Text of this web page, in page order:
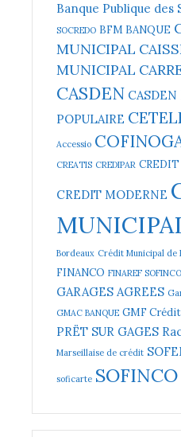
Banque Publique des
SOCREDO BFM BANQUE
MUNICIPAL
MUNICIPAL
CASDEN CASDEN
POPULAIRE
Accessio
CREATIS CREDIPAR
CREDIT MODERNE
Bordeaux Crédit Municipal de
FINANCO FINAREF SOFINCO
GARAGES AGREES
GMAC BANQUE GMF Crédit
PRËT SUR GAGES
Marseillaise de crédit
soficarte SOFINCO